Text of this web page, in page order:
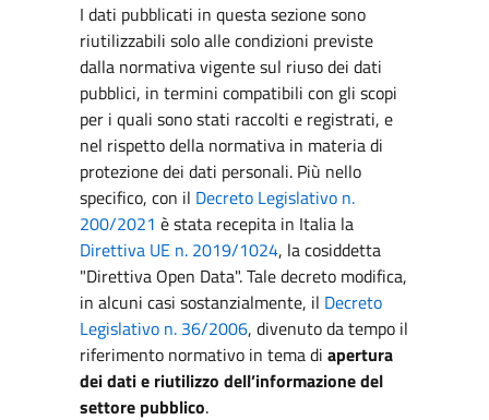
I dati pubblicati in questa sezione sono
riutilizzabili solo alle condizioni previste
dalla normativa vigente sul riuso dei dati
pubblici, in termini compatibili con gli scopi
per i quali sono stati raccolti e registrati, e
nel rispetto della normativa in materia di
protezione dei dati personali. Più nello
specifico, con il Decreto Legislativo n.
200/2021 è stata recepita in Italia la
Direttiva UE n. 2019/1024, la cosiddetta
"Direttiva Open Data". Tale decreto modifica,
in alcuni casi sostanzialmente, il Decreto
Legislativo n. 36/2006, divenuto da tempo il
riferimento normativo in tema diapertura
dei dati e riutilizzo dell’informazione del
settore pubblico.